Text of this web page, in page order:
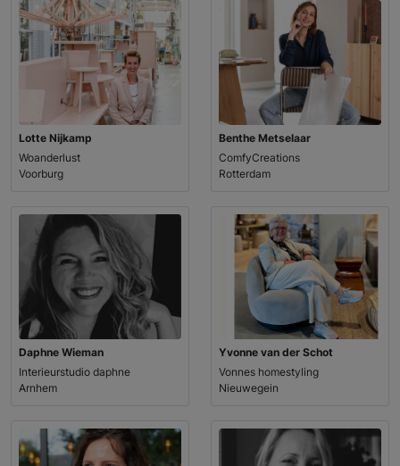
Lotte Nijkamp
Woanderlust
Voorburg
Benthe Metselaar
ComfyCreations
Rotterdam
Daphne Wieman
Interieurstudio daphne
Arnhem
Yvonne van der Schot
Vonnes homestyling
Nieuwegein